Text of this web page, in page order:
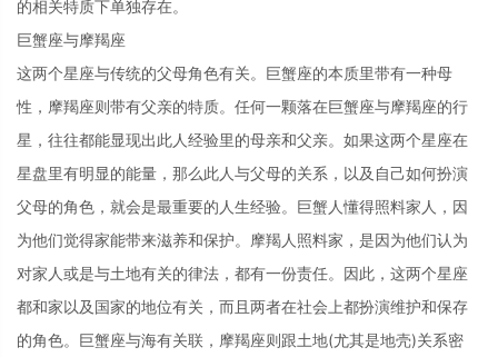
的相关特质下单独存在。
巨蟹座与摩羯座
这两个星座与传统的父母角色有关。巨蟹座的本质里带有一种母
性，摩羯座则带有父亲的特质。任何一颗落在巨蟹座与摩羯座的行
星，往往都能显现出此人经验里的母亲和父亲。如果这两个星座在
星盘里有明显的能量，那么此人与父母的关系，以及自己如何扮演
父母的角色，就会是最重要的人生经验。巨蟹人懂得照料家人，因
为他们觉得家能带来滋养和保护。摩羯人照料家，是因为他们认为
对家人或是与土地有关的律法，都有一份责任。因此，这两个星座
都和家以及国家的地位有关，而且两者在社会上都扮演维护和保存
的角色。巨蟹座与海有关联，摩羯座则跟土地(尤其是地壳)关系密